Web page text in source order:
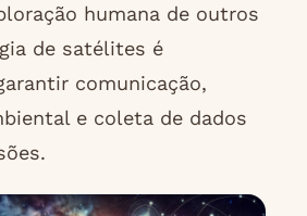
humana de outros
de satélites é
comunicação,
e coleta de dados